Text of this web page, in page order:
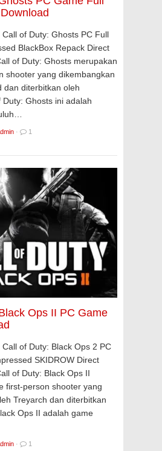
of Duty: Ghosts PC Full
BlackBox Repack Direct
of Duty: Ghosts merupakan
shooter yang dikembangkan
dan diterbitkan oleh
Duty: Ghosts ini adalah
· 1
Ops II PC Game
of Duty: Black Ops 2 PC
SKIDROW Direct
of Duty: Black Ops II
first-person shooter yang
Treyarch dan diterbitkan
Ops II adalah game
· 1